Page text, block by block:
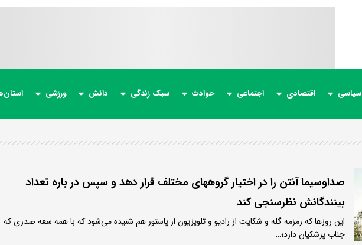
سیاسی اقتصادی اجتماعی حوادث سبک زندگی دانش ورزشی
صداوسیما آنتن را در اختیار گروههای مختلف قرار دهد و سپس در باره تعداد
بینندگانش نظرسنجی کند
این روزها که زمزمه گله و شکایت از رادیو و تلویزیون از پاستور هم شنیده می‌شود که با همه سعه صدری که
جناب پزشکیان دارد؛…